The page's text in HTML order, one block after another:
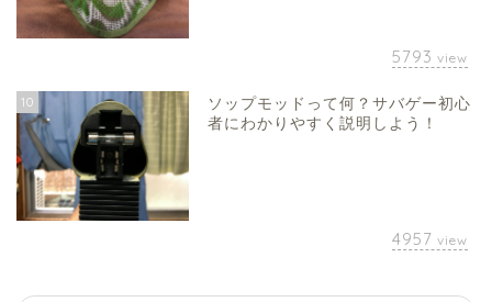
5793 view
10
ソップモッドって何？サバゲー初心
者にわかりやすく説明しよう！
4957 view